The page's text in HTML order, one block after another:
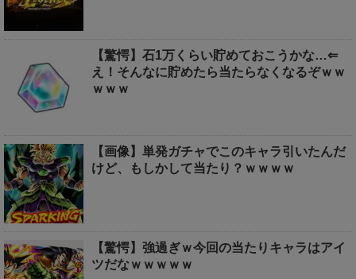
【驚愕】石1万くらい貯めておこうかな…⇐
え！そんなに貯めたら当たらなくなるぞｗｗ
ｗｗｗ
【画像】単発ガチャでこのキャラ引いたんだ
けど、もしかして当たり？ｗｗｗｗ
【驚愕】強過ぎｗ今回の当たりキャラはアイ
ツだなｗｗｗｗｗ